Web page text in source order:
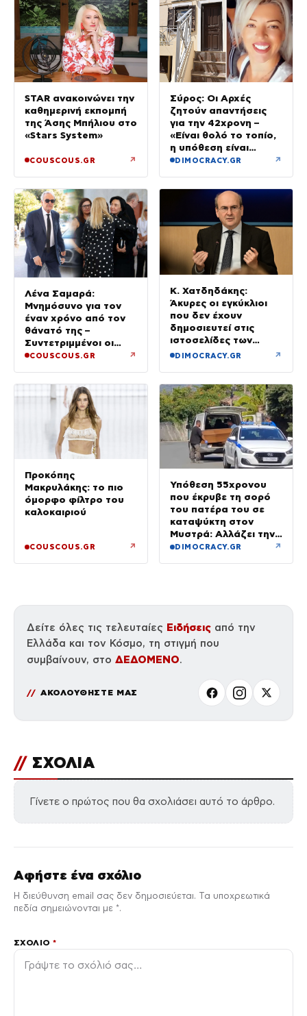
STAR ανακοινώνει την
καθημερινή εκπομπή
της Άσης Μπήλιου στο
«Stars System»
COUSCOUS.GR ↗
Σύρος: Οι Αρχές
ζητούν απαντήσεις
για την 42χρονη –
«Είναι θολό το τοπίο,
η υπόθεση είναι
περίεργη»
DIMOCRACY.GR ↗
Λένα Σαμαρά:
Μνημόσυνο για τον
έναν χρόνο από τον
θάνατό της –
Συντετριμμένοι οι
γονείς και ο αδελφός
COUSCOUS.GR ↗
Κ. Χατδηδάκης:
Άκυρες οι εγκύκλιοι
που δεν έχουν
δημοσιευτεί στις
ιστοσελίδες των
φορέων – Τι θα ισχύει
DIMOCRACY.GR ↗
Προκόπης
Μακρυλάκης: το πιο
όμορφο φίλτρο του
καλοκαιριού
COUSCOUS.GR ↗
Υπόθεση 55χρονου
που έκρυβε τη σορό
του πατέρα του σε
καταψύκτη στον
Μυστρά: Αλλάζει την
υπερασπιστική του
DIMOCRACY.GR ↗
Δείτε όλες τις τελευταίες Ειδήσεις από την
Ελλάδα και τον Κόσμο, τη στιγμή που
συμβαίνουν, στο ΔΕΔΟΜΕΝΟ.
ΑΚΟΛΟΥΘΗΣΤΕ ΜΑΣ
// ΣΧΟΛΙΑ
Γίνετε ο πρώτος που θα σχολιάσει αυτό το άρθρο.
Αφήστε ένα σχόλιο
Η διεύθυνση email σας δεν δημοσιεύεται. Τα υποχρεωτικά
πεδία σημειώνονται με *.
ΣΧΌΛΙΟ*